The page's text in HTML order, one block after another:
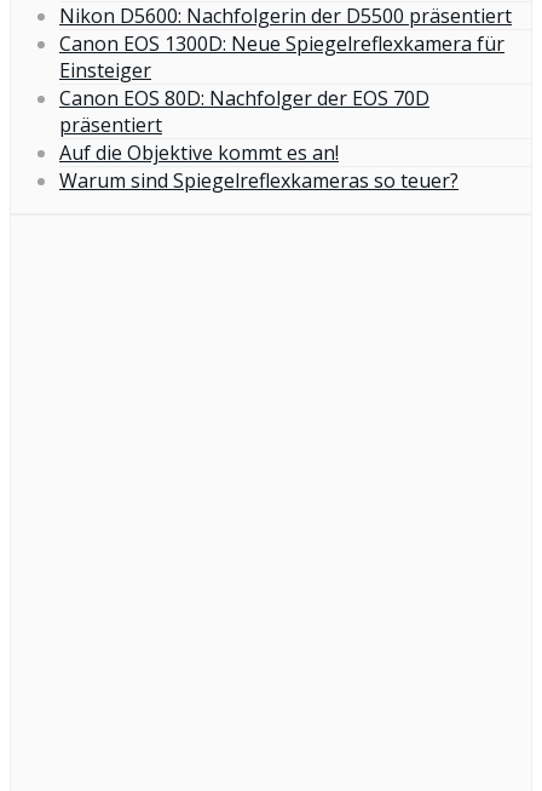
Nikon D5600: Nachfolgerin der D5500 präsentiert
Canon EOS 1300D: Neue Spiegelreflexkamera für
Einsteiger
Canon EOS 80D: Nachfolger der EOS 70D
präsentiert
Auf die Objektive kommt es an!
Warum sind Spiegelreflexkameras so teuer?